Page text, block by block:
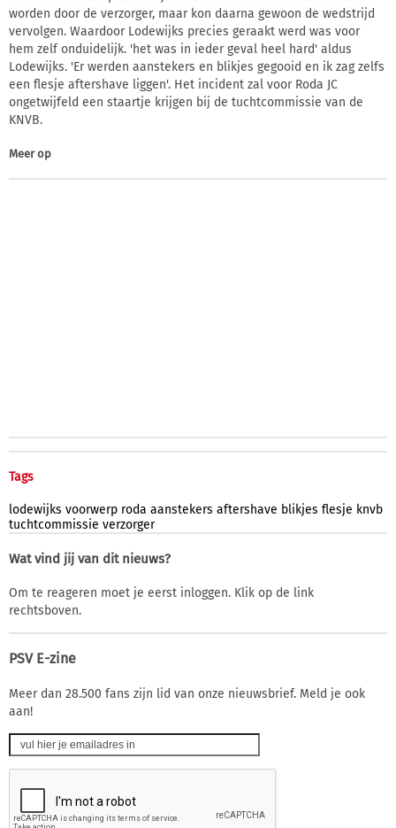
worden door de verzorger, maar kon daarna gewoon de wedstrijd
vervolgen. Waardoor Lodewijks precies geraakt werd was voor
hem zelf onduidelijk. 'het was in ieder geval heel hard' aldus
Lodewijks. 'Er werden aanstekers en blikjes gegooid en ik zag zelfs
een flesje aftershave liggen'. Het incident zal voor Roda JC
ongetwijfeld een staartje krijgen bij de tuchtcommissie van de
KNVB.
Meer op
Tags
lodewijks voorwerp roda aanstekers aftershave blikjes flesje knvb
tuchtcommissie verzorger
Wat vind jij van dit nieuws?
Om te reageren moet je eerst inloggen. Klik op de link
rechtsboven.
PSV E-zine
Meer dan 28.500 fans zijn lid van onze nieuwsbrief. Meld je ook
aan!